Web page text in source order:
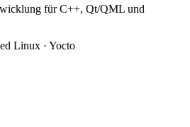
für C++, Qt/QML und
Linux · Yocto